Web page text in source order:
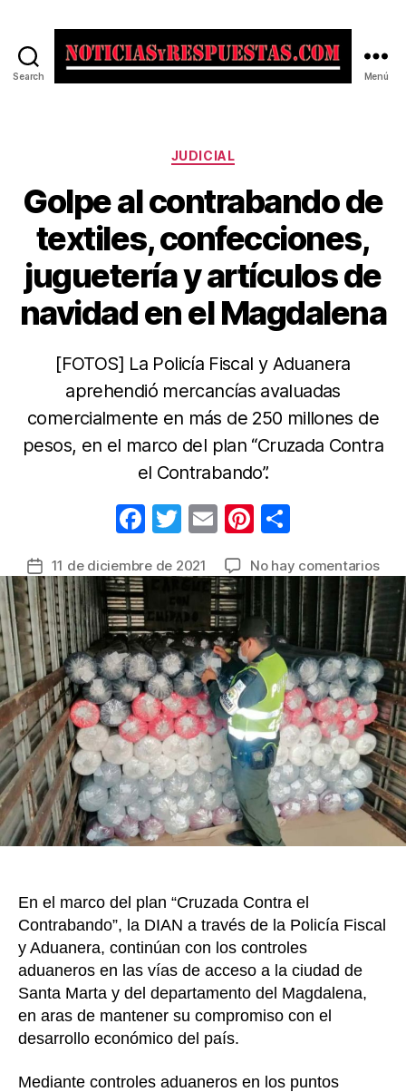
Search Menú
Categorías
JUDICIAL
Golpe al contrabando de
textiles, confecciones,
juguetería y artículos de
navidad en el Magdalena
[FOTOS] La Policía Fiscal y Aduanera
aprehendió mercancías avaluadas
comercialmente en más de 250 millones de
pesos, en el marco del plan “Cruzada Contra
el Contrabando”.
F
c
b
o
o
k
T
itt
er
E
ail
Pi
er
e
st
m
p
ar
tir
Fecha
de
la
entrada
11 de diciembre de 2021 No hay comentariosen
de
y
de
en
el
En el marco del plan “Cruzada Contra el
Contrabando”, la DIAN a través de la Policía Fiscal
y Aduanera, continúan con los controles
aduaneros en las vías de acceso a la ciudad de
Santa Marta y del departamento del Magdalena,
en aras de mantener su compromiso con el
desarrollo económico del país.
Mediante controles aduaneros en los puntos